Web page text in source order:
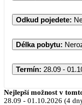
Odkud pojedete:
Délka pobytu:
Termín: 28.09 -
Nejlepší možnost v
28.09 - 01.10.2026 (4